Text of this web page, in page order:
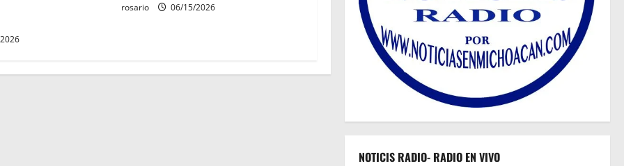
rosario 06/15/2026
NOTICIS RADIO- RADIO EN VIVO